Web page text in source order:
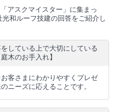
アスクマイスター」に集まっ
和ルーフ技建の回答をご紹介し
している上で大切にしている
木のお手入れ】
客さまにわかりやすくプレゼ
ニーズに応えることです。